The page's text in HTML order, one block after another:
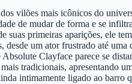
vilões mais icônicos do
de mudar de forma e se
suas primeiras aparições, ele
desde um ator frustrado até uma
Absolute Clayface parece se
tradicionais, apresentando
intimamente ligado ao barro